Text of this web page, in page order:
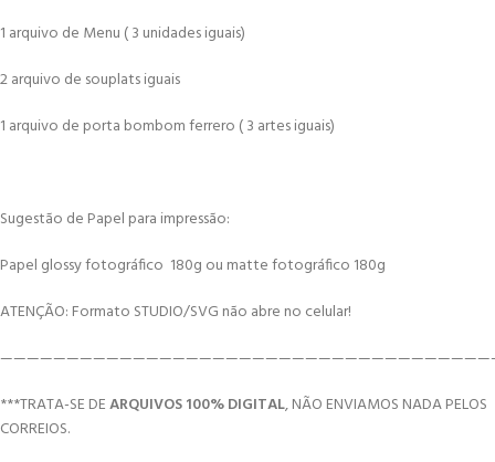
1 arquivo de Menu ( 3 unidades iguais)
2 arquivo de souplats iguais
1 arquivo de porta bombom ferrero ( 3 artes iguais)
Sugestão de Papel para impressão:
Papel glossy fotográfico 180g ou matte fotográfico 180g
ATENÇÃO: Formato STUDIO/SVG não abre no celular!
***TRATA-SE DEARQUIVOS 100% DIGITAL, NÃO ENVIAMOS NADA PELOS
CORREIOS.